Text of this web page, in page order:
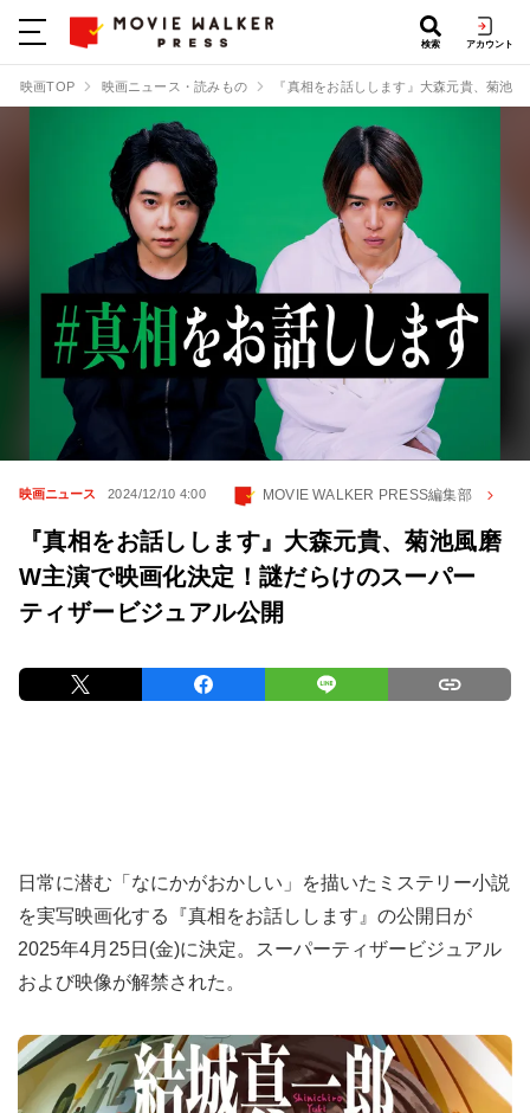
検索 アカウント
映画TOP 映画ニュース・読みもの 『真相をお話しします』大森元貴、菊池
映画ニュース 2024/12/10 4:00 MOVIE WALKER PRESS編集部
『真相をお話しします』大森元貴、菊池風磨
W主演で映画化決定！謎だらけのスーパー
ティザービジュアル公開
日常に潜む「なにかがおかしい」を描いたミステリー小説
を実写映画化する『真相をお話しします』の公開日が
2025年4月25日(金)に決定。スーパーティザービジュアル
および映像が解禁された。